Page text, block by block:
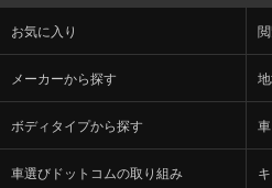
お気に入り
メーカーから探す
ボディタイプから探す
車選びドットコムの取り組み